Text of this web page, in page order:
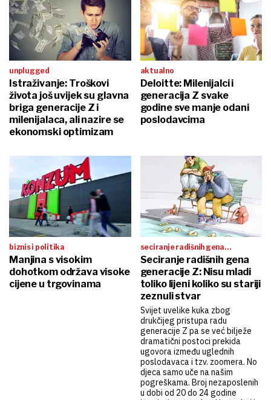
unplugged
Istraživanje: Troškovi
života još uvijek su glavna
briga generacije Z i
milenijalaca, ali nazire se
ekonomski optimizam
aktualno
Deloitte: Milenijalci i
generacija Z svake
godine sve manje odani
poslodavcima
biznis i politika
Manjina s visokim
dohotkom održava visoke
cijene u trgovinama
seciranje radišnih gena
generacije z
Seciranje radišnih gena
generacije Z: Nisu mladi
toliko lijeni koliko su stariji
zeznuli stvar
Svijet uvelike kuka zbog
drukčijeg pristupa radu
generacije Z pa se već bilježe
dramatični postoci prekida
ugovora između uglednih
poslodavaca i tzv. zoomera. No
djeca samo uče na našim
pogreškama. Broj nezaposlenih
u dobi od 20 do 24 godine